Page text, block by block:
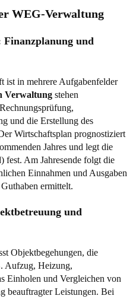
WEG-Verwaltung
Finanzplanung und
ist in mehrere Aufgabenfelder
Verwaltung stehen
und die Erstellung des
Wirtschaftsplan prognostiziert
Jahres und legt die
fest. Am Jahresende folgt die
Einnahmen und Ausgaben
ermittelt.
und
Objektbegehungen, die
Aufzug, Heizung,
Einholen und Vergleichen von
beauftragter Leistungen. Bei